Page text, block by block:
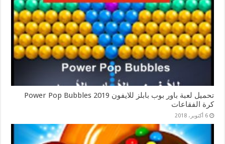
تحميل لعبة باور بوب بابلز للايفون 2019 Power Pop Bubbles
كرة الفقاعات
6 أكتوبر، 2018